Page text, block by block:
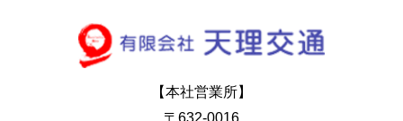
【本社営業所】